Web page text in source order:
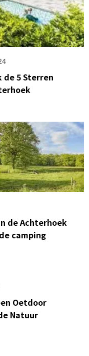
de 5 Sterren
de Achterhoek
camping
Oetdoor
Natuur